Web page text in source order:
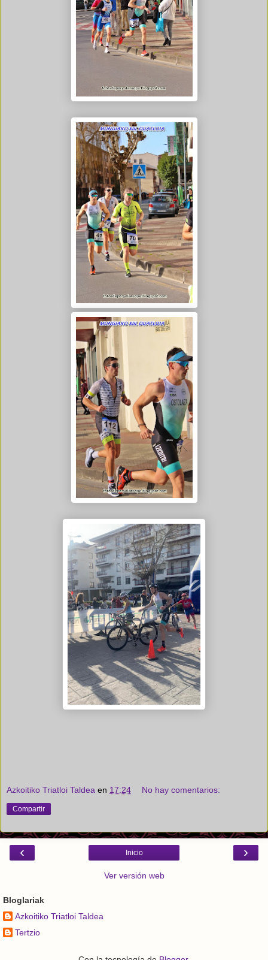
Azkoitiko Triatloi Taldea en 17:24 No hay comentarios:
Compartir
‹ ›
Inicio
Ver versión web
Bloglariak
Azkoitiko Triatloi Taldea
Tertzio